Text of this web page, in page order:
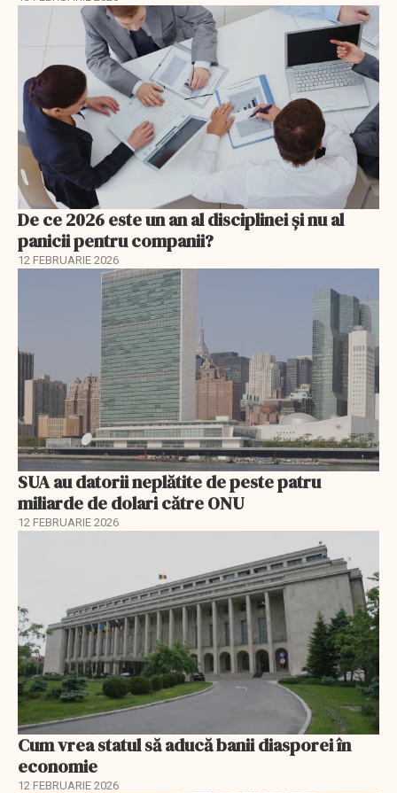
De ce 2026 este un an al disciplinei și nu al
panicii pentru companii?
12 FEBRUARIE 2026
SUA au datorii neplătite de peste patru
miliarde de dolari către ONU
12 FEBRUARIE 2026
Cum vrea statul să aducă banii diasporei în
economie
12 FEBRUARIE 2026